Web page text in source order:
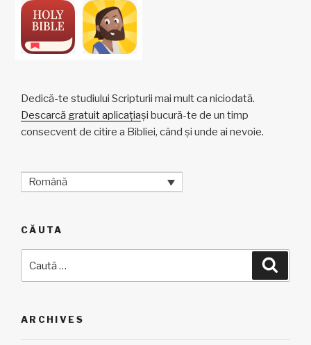
Dedică-te studiului Scripturii mai mult ca niciodată.
Descarcă gratuit aplicațiași bucură-te de un timp
consecvent de citire a Bibliei, când și unde ai nevoie.
Română
CĂUTA
după:
ARCHIVES